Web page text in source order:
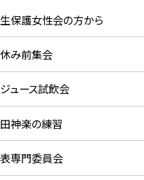
保護女性会の方から
み前集会
ュース試飲会
神楽の練習
専門委員会